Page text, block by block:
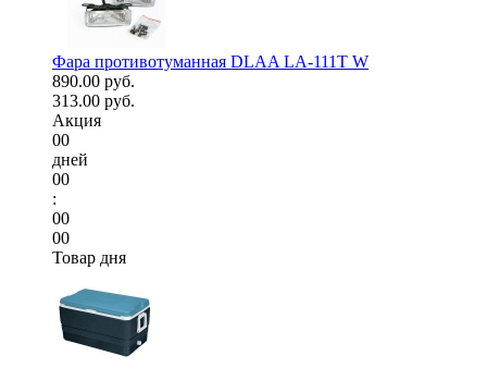
Фара противотуманная DLAA LA-111T W
890.00 руб.
313.00 руб.
Акция
00
дней
00
:
00
00
Товар дня